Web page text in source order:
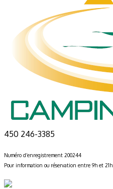
450 246-3385
Numéro d’enregistrement 200244
Pour information ou réservation entre 9h et 21h